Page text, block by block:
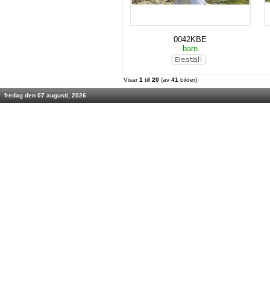
0042KBE
barn
Visar1 till 20 (av 41 bilder)
fredag den 07 augusti, 2026